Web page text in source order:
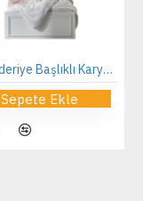
İskenderiye Başlıklı Karyola
Sepete Ekle